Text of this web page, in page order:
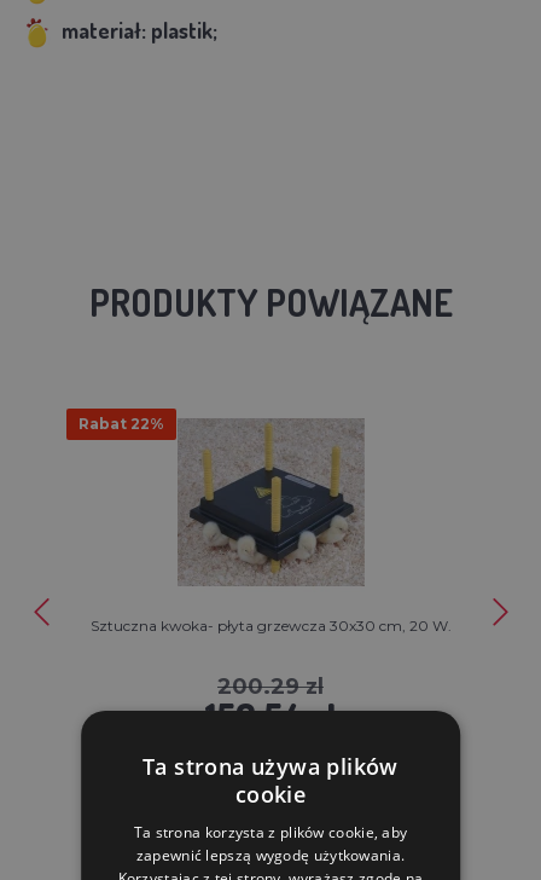
materiał: plastik;
PRODUKTY POWIĄZANE
Rabat 22%
Sztuczna kwoka- płyta grzewcza 30x30 cm, 20 W.
200.29 zl
156.54 zl
W MAGAZYNIE
DO KOSZYKA
Ta strona używa plików
cookie
Ta strona korzysta z plików cookie, aby
zapewnić lepszą wygodę użytkowania.